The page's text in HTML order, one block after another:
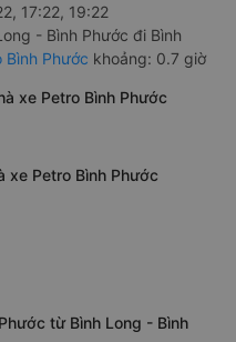
17:22, 19:22
- Bình Phước đi Bình
Bình Phước khoảng: 0.7 giờ
xe Petro Bình Phước
xe Petro Bình Phước
từ Bình Long - Bình